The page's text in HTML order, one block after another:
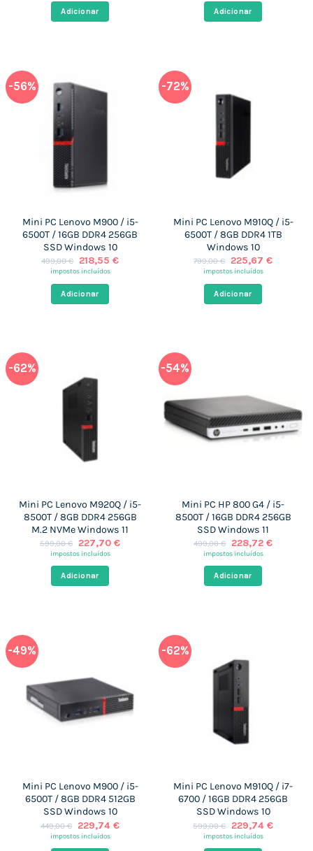
era:
459,00 €.
Adicionar
era:
399,00 €.
Adicionar
-56%
Mini PC Lenovo M900 / i5-
6500T / 16GB DDR4 256GB
SSD Windows 10
499,00€
O
preço
era:
499,00 €.
218,55 €O
impostos incluídos
Adicionar
-72%
Mini PC Lenovo M910Q / i5-
6500T / 8GB DDR4 1TB
Windows 10
799,00€
O
preço
era:
799,00 €.
225,67 €O
impostos incluídos
Adicionar
-62%
Mini PC Lenovo M920Q / i5-
8500T / 8GB DDR4 256GB
M.2 NVMe Windows 11
599,00€
O
preço
era:
599,00 €.
227,70 €O
impostos incluídos
Adicionar
-54%
Mini PC HP 800 G4 / i5-
8500T / 16GB DDR4 256GB
SSD Windows 11
499,00€
O
preço
era:
499,00 €.
228,72 €O
impostos incluídos
Adicionar
-49%
Mini PC Lenovo M900 / i5-
6500T / 8GB DDR4 512GB
SSD Windows 10
449,00€
O
preço
229,74 €O
impostos incluídos
-62%
Mini PC Lenovo M910Q / i7-
6700 / 16GB DDR4 256GB
SSD Windows 10
599,00€
O
preço
229,74 €O
impostos incluídos